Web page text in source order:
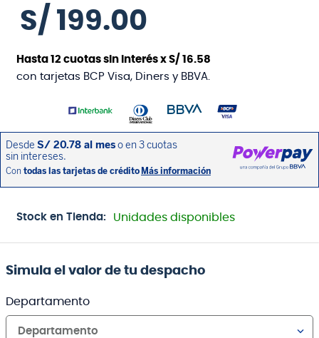
S/ 199.00
Hasta12 cuotas sin interés xS/ 16.58
con tarjetas BCP Visa, Diners y BBVA.
Stock en Tienda: Unidades disponibles
Simula el valor de tu despacho
Departamento
Departamento